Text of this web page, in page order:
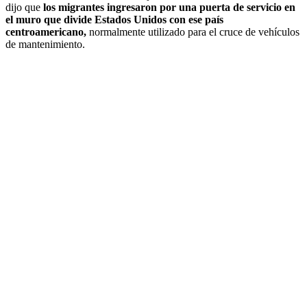
dijo que los migrantes ingresaron por una puerta de servicio en
el muro que divide Estados Unidos con ese país
centroamericano, normalmente utilizado para el cruce de vehículos
de mantenimiento.